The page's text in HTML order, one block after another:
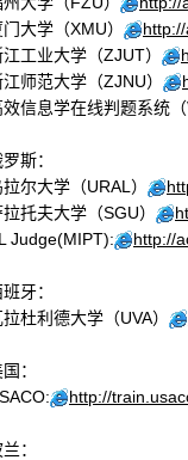
门大学（XMU）
工业大学（ZJUT）
师范大学（ZJNU）
信息学在线判题系统（
斯：
尔大学（URAL）
托夫大学（SGU）
Judge(MIPT):
http://
牙：
拉杜利德大学（UVA）
：
http://
：